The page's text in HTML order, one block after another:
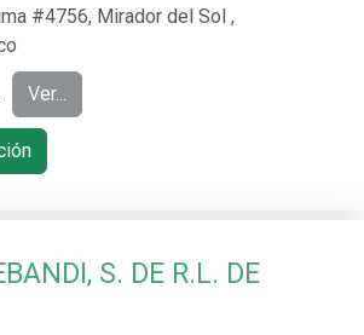
#4756, Mirador del Sol ,
Ver...
S. DE R.L. DE